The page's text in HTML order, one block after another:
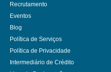
Recrutamento
Eventos
Blog
Política de Serviços
Política de Privacidade
Intermediário de Crédito